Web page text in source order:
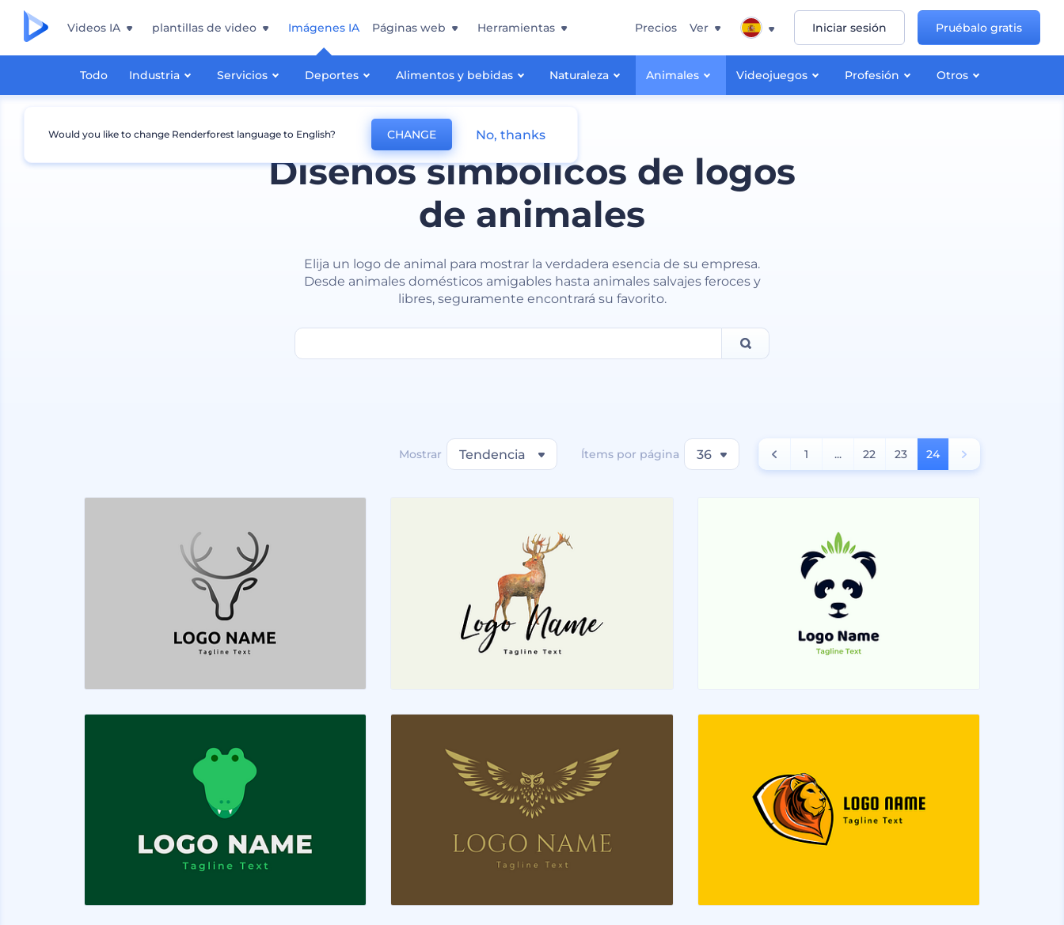
Videos IA plantillas de video Imágenes IA
Todo Industria Servicios Deportes Alimentos y bebidas Naturaleza Animales Videojuegos Profesión Otros
Páginas web Herramientas Precios Ver Iniciar sesión Pruébalo gratis
Diseños simbólicos de logos
de animales
Elija un logo de animal para mostrar la verdadera esencia de su empresa.
Desde animales domésticos amigables hasta animales salvajes feroces y
libres, seguramente encontrará su favorito.
Mostrar Tendencia Ítems por página 36 1 ... 22 23 24
Would you like to change Renderforest language to English? CHANGE No, thanks